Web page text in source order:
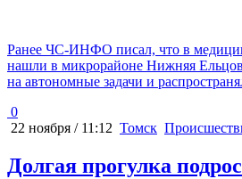
Ранее ЧС-ИНФО писал, что в
нашли в микрорайоне Нижняя
на автономные задачи и
0
22 ноября / 11:12 Томск
Долгая прогулка